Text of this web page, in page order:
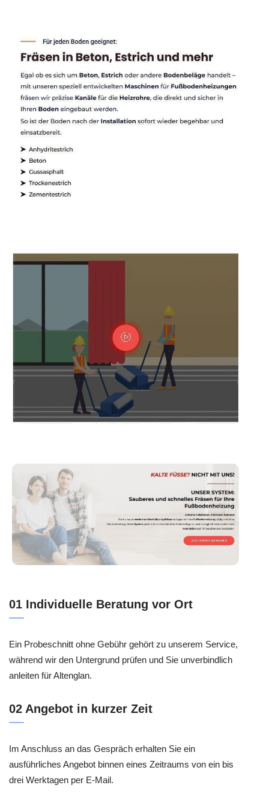
01 Individuelle Beratung vor Ort
Ein Probeschnitt ohne Gebühr gehört zu unserem Service,
während wir den Untergrund prüfen und Sie unverbindlich
anleiten für Altenglan.
02 Angebot in kurzer Zeit
Im Anschluss an das Gespräch erhalten Sie ein
ausführliches Angebot binnen eines Zeitraums von ein bis
drei Werktagen per E-Mail.